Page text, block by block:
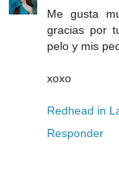
Me gusta
gracias por
pelo y mis
xoxo
Redhead in
Responder